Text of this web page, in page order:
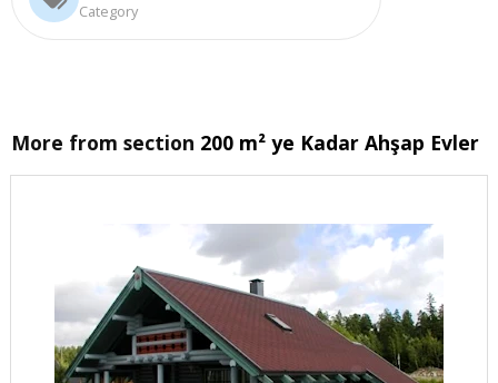
Category
More from section 200 m² ye Kadar Ahşap Evler